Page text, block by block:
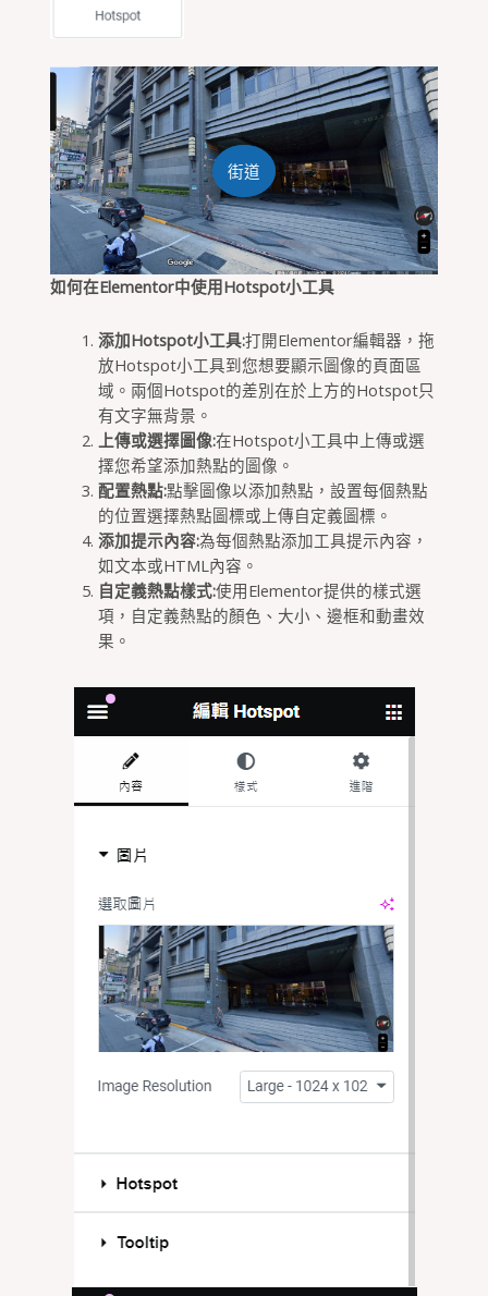
入口
街道
如何在Elementor中使用Hotspot小工具
添加Hotspot小工具:打開Elementor編輯器，拖
放Hotspot小工具到您想要顯示圖像的頁面區
域。兩個Hotspot的差別在於上方的Hotspot只
有文字無背景。
上傳或選擇圖像:在Hotspot小工具中上傳或選
擇您希望添加熱點的圖像。
配置熱點:點擊圖像以添加熱點，設置每個熱點
的位置選擇熱點圖標或上傳自定義圖標。
添加提示內容:為每個熱點添加工具提示內容，
如文本或HTML內容。
自定義熱點樣式:使用Elementor提供的樣式選
項，自定義熱點的顏色、大小、邊框和動畫效
果。